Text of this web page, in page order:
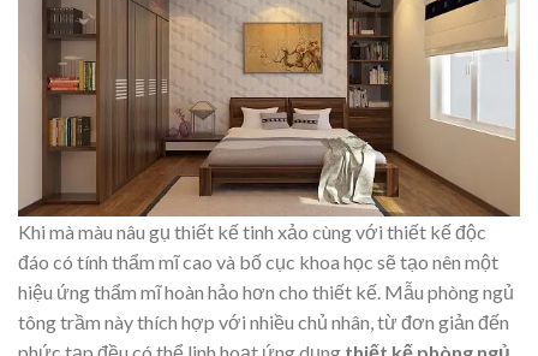
Khi mà màu nâu gụ thiết kế tinh xảo cùng với thiết kế độc
đáo có tính thẩm mĩ cao và bố cục khoa học sẽ tạo nên một
hiệu ứng thẩm mĩ hoàn hảo hơn cho thiết kế. Mẫu phòng ngủ
tông trầm này thích hợp với nhiều chủ nhân, từ đơn giản đến